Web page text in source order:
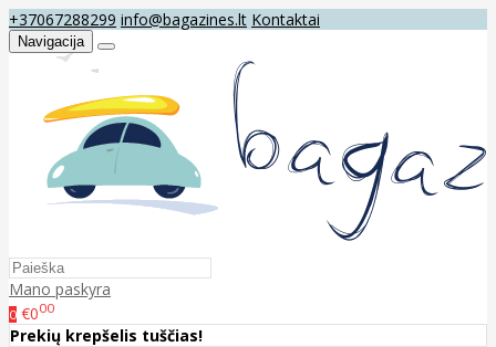
+37067288299 info@bagazines.lt Kontaktai
Navigacija
Mano paskyra
0 €000
Prekių krepšelis tuščias!